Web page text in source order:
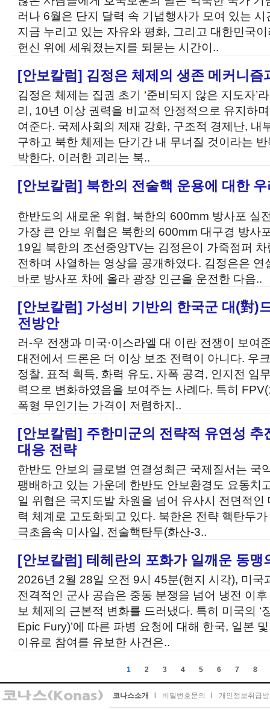
러나 6월은 단지 달력 속 기념행사가 모여 있는
지금 누리고 있는 자유와 평화, 그리고 대한민국
헌신 위에 세워졌는지를 되묻는 시간이..
[안보칼럼] 김정은 체제의 생존 메커니즘
김정은 체제는 집권 초기 ‘준비되지 않은 지도자’
리, 10년 이상 권력을 비교적 안정적으로 유지하
여준다. 국제사회의 제재 강화, 구조적 경제난, 내
구하고 북한 체제는 단기간 내 무너질 것이라는
박한다. 이러한 괴리는 북..
[안보칼럼] 북한의 전술핵 운용에 대한
한반도의 새로운 위협, 북한의 600mm 방사포 실
가장 큰 안보 위협은 북한의 600mm 대구경 방사
19일 북한의 조선중앙TV는 김정은이 가죽점퍼
전하며 사열하는 영상을 공개하였다. 김정은은
바로 방사포 차에 올라 광장 인근을 운전한 다음..
[안보칼럼] 가성비 기반의 한국군 대(對)
전방안
러-우 전쟁과 미국·이스라엘 대 이란 전쟁이 보여
대전에서 드론은 더 이상 보조 전력이 아니다. 우
정찰, 표적 획득, 화력 유도, 자폭 공격, 인지전 임
력으로 변화하였음을 보여주는 사례다. 특히
폭형 무인기는 가격이 저렴하지..
[안보칼럼] 주한미군의 전략적 유연성 추
대응 전략
한반도 안보의 글로벌 연결성최근 국제질서는 국
팽배하고 있는 가운데 한반도 안보환경도 요동치
일 위협은 국지도발 차원을 넘어 유사시 전면적
력 체계로 고도화되고 있다. 북한은 전략 핵탄두
극초음속 미사일, 전술핵탄두(화산-3..
[안보칼럼] 테헤란의 포화가 일깨운 동맹
2026년 2월 28일 오전 9시 45분(현지 시각), 미국
전격적인 군사 공습은 중동 분쟁을 넘어 냉전 이
보 체제의 근본적 변화를 드러냈다. 특히 미국의 ‘
Epic Fury)’에 따른 파병 요청에 대해 한국, 일본
이유로 참여를 유보한 사건은..
1 2 3 4 5 6 7 8
코나스소개 비밀번호문의 개인정보취급